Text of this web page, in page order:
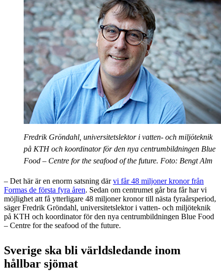
Fredrik Gröndahl, universitetslektor i vatten- och miljöteknik
på KTH och koordinator för den nya centrumbildningen Blue
Food – Centre for the seafood of the future. Foto: Bengt Alm
– Det här är en enorm satsning därvi får 48 miljoner kronor från
Formas de första fyra åren. Sedan om centrumet går bra får har vi
möjlighet att få ytterligare 48 miljoner kronor till nästa fyraårsperiod,
säger Fredrik Gröndahl, universitetslektor i vatten- och miljöteknik
på KTH och koordinator för den nya centrumbildningen Blue Food
– Centre for the seafood of the future.
Sverige ska bli världsledande inom
hållbar sjömat